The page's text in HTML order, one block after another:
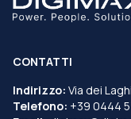
CONTATTI
Indirizzo: Via dei
Telefono: +39 0444